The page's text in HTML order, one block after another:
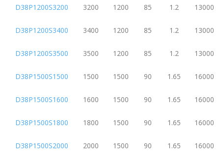
D38P1200S3200 3200 1200 85 1.2 13000
D38P1200S3400 3400 1200 85 1.2 13000
D38P1200S3500 3500 1200 85 1.2 13000
D38P1500S1500 1500 1500 90 1.65 16000
D38P1500S1600 1600 1500 90 1.65 16000
D38P1500S1800 1800 1500 90 1.65 16000
D38P1500S2000 2000 1500 90 1.65 16000